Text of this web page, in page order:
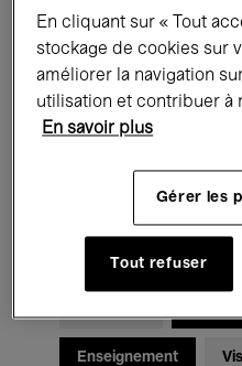
Tous les événements
Expositions
Rencontres & Débats
Musique classique
Enseignement
En cliquant sur « Tout
stockage de cookies sur
améliorer la navigation
utilisation et contribuer à
En savoir plus
Gérer les
Tout refuser